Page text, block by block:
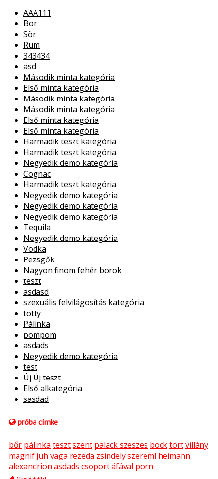
AAA111
Bor
Sör
Rum
343434
asd
Második minta kategória
Első minta kategória
Második minta kategória
Második minta kategória
Első minta kategória
Első minta kategória
Harmadik teszt kategória
Harmadik teszt kategória
Negyedik demo kategória
Cognac
Harmadik teszt kategória
Negyedik demo kategória
Negyedik demo kategória
Negyedik demo kategória
Tequila
Negyedik demo kategória
Vodka
Pezsgők
Nagyon finom fehér borok
teszt
asdasd
szexuális felvilágosítás kategória
totty
Pálinka
pompom
asdads
Negyedik demo kategória
test
Új Új teszt
Első alkategória
sasdad
próba címke
bőr pálinka tesztszent palack szeszes bocktörtvillány
magnif juh vaga rezeda zsindelyszereml heimann
alexandrion asdads csoportáfával porn